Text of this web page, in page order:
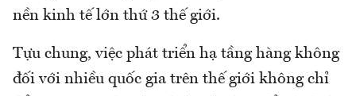
nền kinh tế lớn thứ 3 thế giới.
Tựu chung, việc phát triển hạ tầng hàng không
đối với nhiều quốc gia trên thế giới không chỉ